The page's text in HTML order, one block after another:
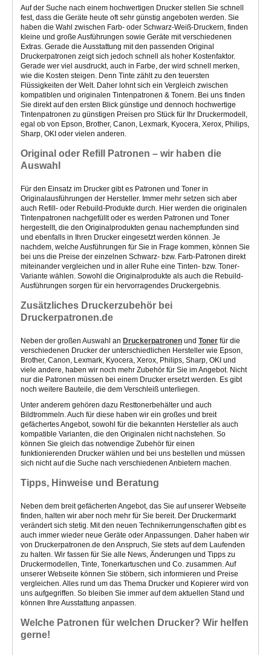
Auf der Suche nach einem hochwertigen Drucker stellen Sie schnell
fest, dass die Geräte heute oft sehr günstig angeboten werden. Sie
haben die Wahl zwischen Farb- oder Schwarz-Weiß-Druckern, finden
kleine und große Ausführungen sowie Geräte mit verschiedenen
Extras. Gerade die Ausstattung mit den passenden Original
Druckerpatronen zeigt sich jedoch schnell als hoher Kostenfaktor.
Gerade wer viel ausdruckt, auch in Farbe, der wird schnell merken,
wie die Kosten steigen. Denn Tinte zählt zu den teuersten
Flüssigkeiten der Welt. Daher lohnt sich ein Vergleich zwischen
kompatiblen und originalen Tintenpatronen & Tonern. Bei uns finden
Sie direkt auf den ersten Blick günstige und dennoch hochwertige
Tintenpatronen zu günstigen Preisen pro Stück für Ihr Druckermodell,
egal ob von Epson, Brother, Canon, Lexmark, Kyocera, Xerox, Philips,
Sharp, OKI oder vielen anderen.
Original oder Refill Patronen – wir haben die
Auswahl
Für den Einsatz im Drucker gibt es Patronen und Toner in
Originalausführungen der Hersteller. Immer mehr setzen sich aber
auch Refill- oder Rebuild-Produkte durch. Hier werden die originalen
Tintenpatronen nachgefüllt oder es werden Patronen und Toner
hergestellt, die den Originalprodukten genau nachempfunden sind
und ebenfalls in Ihren Drucker eingesetzt werden können. Je
nachdem, welche Ausführungen für Sie in Frage kommen, können Sie
bei uns die Preise der einzelnen Schwarz- bzw. Farb-Patronen direkt
miteinander vergleichen und in aller Ruhe eine Tinten- bzw. Toner-
Variante wählen. Sowohl die Originalprodukte als auch die Rebuild-
Ausführungen sorgen für ein hervorragendes Druckergebnis.
Zusätzliches Druckerzubehör bei
Druckerpatronen.de
Neben der großen Auswahl an Druckerpatronen und Toner für die
verschiedenen Drucker der unterschiedlichen Hersteller wie Epson,
Brother, Canon, Lexmark, Kyocera, Xerox, Philips, Sharp, OKI und
viele andere, haben wir noch mehr Zubehör für Sie im Angebot. Nicht
nur die Patronen müssen bei einem Drucker ersetzt werden. Es gibt
noch weitere Bauteile, die dem Verschleiß unterliegen.
Unter anderem gehören dazu Resttonerbehälter und auch
Bildtrommeln. Auch für diese haben wir ein großes und breit
gefächertes Angebot, sowohl für die bekannten Hersteller als auch
kompatible Varianten, die den Originalen nicht nachstehen. So
können Sie gleich das notwendige Zubehör für einen
funktionierenden Drucker wählen und bei uns bestellen und müssen
sich nicht auf die Suche nach verschiedenen Anbietern machen.
Tipps, Hinweise und Beratung
Neben dem breit gefächerten Angebot, das Sie auf unserer Webseite
finden, halten wir aber noch mehr für Sie bereit. Der Druckermarkt
verändert sich stetig. Mit den neuen Technikerrungenschaften gibt es
auch immer wieder neue Geräte oder Anpassungen. Daher haben wir
von Druckerpatronen.de den Anspruch, Sie stets auf dem Laufenden
zu halten. Wir fassen für Sie alle News, Änderungen und Tipps zu
Druckermodellen, Tinte, Tonerkartuschen und Co. zusammen. Auf
unserer Webseite können Sie stöbern, sich informieren und Preise
vergleichen. Alles rund um das Thema Drucker und Kopierer wird von
uns aufgegriffen. So bleiben Sie immer auf dem aktuellen Stand und
können Ihre Ausstattung anpassen.
Welche Patronen für welchen Drucker? Wir helfen
gerne!